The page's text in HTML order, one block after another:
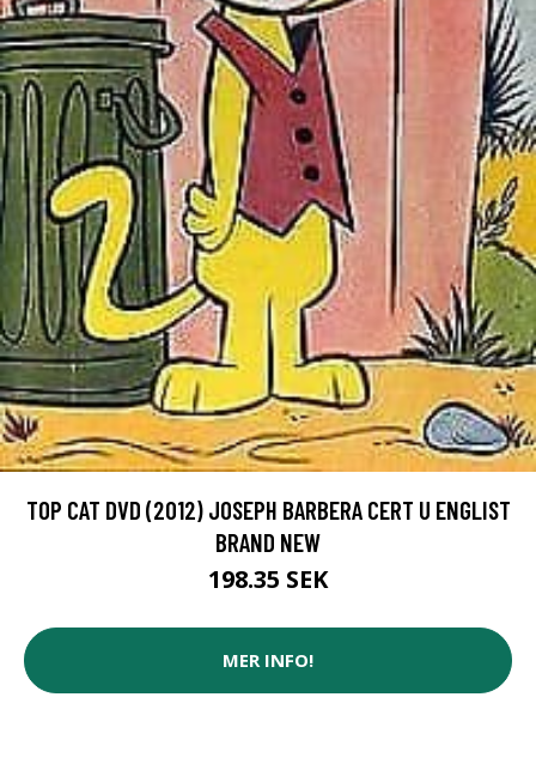
TOP CAT DVD (2012) JOSEPH BARBERA CERT U ENGLIST
BRAND NEW
198.35 SEK
MER INFO!